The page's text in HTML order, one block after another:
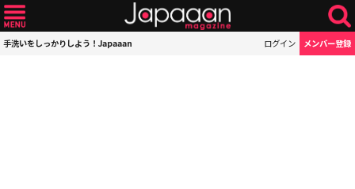
手洗いをしっかりしよう！Japaaan ログイン メンバー登録